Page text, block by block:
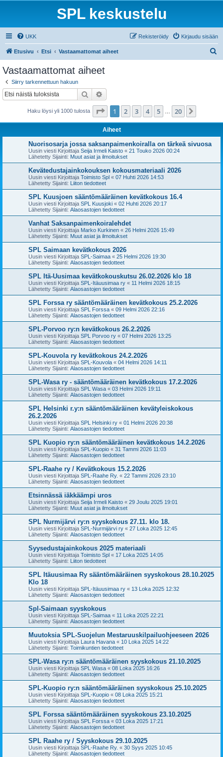
SPL keskustelu
UKK Kirjaudu sisään
Rekisteröidy
Etusivu Etsi Vastaamattomat aiheet
Vastaamattomat aiheet
Siirry tarkennettuun hakuun
Etsi
Haku löysi yli 1000 tulosta Sivu /20
1 2 3 4 5 20
Aiheet
Nuorisosarja jossa saksanpaimenkoiralla on tärkeä sivuosa
Uusin viesti Kirjoittaja Seija Irmeli Kaisto « 21 Touko 2026 00:24
Lähetetty Sijainti: Muut asiat ja ilmoitukset
Kevätedustajainkokouksen kokousmateriaali 2026
Uusin viesti Kirjoittaja Toimisto Spl « 07 Huhti 2026 14:53
Lähetetty Sijainti: Liiton tiedotteet
SPL Kuusjoen sääntömääräinen kevätkokous 16.4
Uusin viesti Kirjoittaja SPL Kuusjoki « 02 Huhti 2026 20:17
Lähetetty Sijainti: Alaosastojen tiedotteet
Vanhat Saksanpaimenkoiralehdet
Uusin viesti Kirjoittaja Marko Kurkinen « 26 Helmi 2026 15:49
Lähetetty Sijainti: Muut asiat ja ilmoitukset
SPL Saimaan kevätkokous 2026
Uusin viesti Kirjoittaja SPL-Saimaa « 25 Helmi 2026 19:30
Lähetetty Sijainti: Alaosastojen tiedotteet
SPL Itä-Uusimaa kevätkokouskutsu 26.02.2026 klo 18
Uusin viesti Kirjoittaja SPL-Itäuusimaa ry « 11 Helmi 2026 18:15
Lähetetty Sijainti: Alaosastojen tiedotteet
SPL Forssa ry sääntömääräinen kevätkokous 25.2.2026
Uusin viesti Kirjoittaja SPL Forssa « 09 Helmi 2026 22:16
Lähetetty Sijainti: Alaosastojen tiedotteet
SPL-Porvoo ry:n kevätkokous 26.2.2026
Uusin viesti Kirjoittaja SPL Porvoo ry « 07 Helmi 2026 13:25
Lähetetty Sijainti: Alaosastojen tiedotteet
SPL-Kouvola ry kevätkokous 24.2.2026
Uusin viesti Kirjoittaja SPL-Kouvola « 04 Helmi 2026 14:11
Lähetetty Sijainti: Alaosastojen tiedotteet
SPL-Wasa ry - sääntömääräinen kevätkokous 17.2.2026
Uusin viesti Kirjoittaja SPL Wasa « 03 Helmi 2026 19:11
Lähetetty Sijainti: Alaosastojen tiedotteet
SPL Helsinki r.y:n sääntömääräinen kevätyleiskokous
26.2.2026
Uusin viesti Kirjoittaja SPL Helsinki ry « 01 Helmi 2026 20:38
Lähetetty Sijainti: Alaosastojen tiedotteet
SPL Kuopio ry:n sääntömääräinen kevätkokous 14.2.2026
Uusin viesti Kirjoittaja SPL-Kuopio « 31 Tammi 2026 11:03
Lähetetty Sijainti: Alaosastojen tiedotteet
SPL-Raahe ry / Kevätkokous 15.2.2026
Uusin viesti Kirjoittaja SPL-Raahe Ry. « 22 Tammi 2026 23:10
Lähetetty Sijainti: Alaosastojen tiedotteet
Etsinnässä iäkkäämpi uros
Uusin viesti Kirjoittaja Seija Irmeli Kaisto « 29 Joulu 2025 19:01
Lähetetty Sijainti: Muut asiat ja ilmoitukset
SPL Nurmijärvi ry:n syyskokous 27.11. klo 18.
Uusin viesti Kirjoittaja SPL-Nurmijärvi ry « 27 Loka 2025 12:45
Lähetetty Sijainti: Alaosastojen tiedotteet
Syysedustajainkokous 2025 materiaali
Uusin viesti Kirjoittaja Toimisto Spl « 17 Loka 2025 14:05
Lähetetty Sijainti: Liiton tiedotteet
SPL Itäuusimaa Ry sääntömääräinen syyskokous 28.10.2025
Klo 18
Uusin viesti Kirjoittaja SPL-Itäuusimaa ry « 13 Loka 2025 12:32
Lähetetty Sijainti: Alaosastojen tiedotteet
Spl-Saimaan syyskokous
Uusin viesti Kirjoittaja SPL-Saimaa « 11 Loka 2025 22:21
Lähetetty Sijainti: Alaosastojen tiedotteet
Muutoksia SPL-Suojelun Mestaruuskilpailuohjeeseen 2026
Uusin viesti Kirjoittaja Laura Havana « 10 Loka 2025 14:22
Lähetetty Sijainti: Toimikuntien tiedotteet
SPL-Wasa ry:n sääntömääräinen syyskokous 21.10.2025
Uusin viesti Kirjoittaja SPL Wasa « 08 Loka 2025 16:26
Lähetetty Sijainti: Alaosastojen tiedotteet
SPL-Kuopio ry:n sääntömääräinen syyskokous 25.10.2025
Uusin viesti Kirjoittaja SPL-Kuopio « 08 Loka 2025 15:21
Lähetetty Sijainti: Alaosastojen tiedotteet
SPL Forssa sääntömääräinen syyskokous 23.10.2025
Uusin viesti Kirjoittaja SPL Forssa « 03 Loka 2025 17:21
Lähetetty Sijainti: Alaosastojen tiedotteet
SPL Raahe ry / Syyskokous 29.10.2025
Uusin viesti Kirjoittaja SPL-Raahe Ry. « 30 Syys 2025 10:45
Lähetetty Sijainti: Alaosastojen tiedotteet